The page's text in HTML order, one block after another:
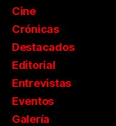
Cine
Crónicas
Destacados
Editorial
Entrevistas
Eventos
Galería